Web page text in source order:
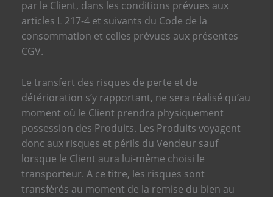
par le Client, dans les conditions prévues aux
articles L 217-4 et suivants du Code de la
consommation et celles prévues aux présentes
CGV.
Le transfert des risques de perte et de
détérioration s’y rapportant, ne sera réalisé qu’au
moment où le Client prendra physiquement
possession des Produits. Les Produits voyagent
donc aux risques et périls du Vendeur sauf
lorsque le Client aura lui-même choisi le
transporteur. A ce titre, les risques sont
transférés au moment de la remise du bien au